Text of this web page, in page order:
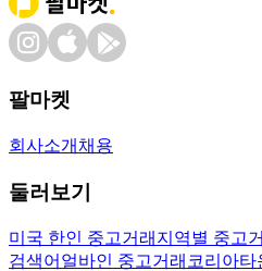
팔마켓
회사소개 채용
둘러보기
미국 한인 중고거래 지역별 중고
검색어 얼바인 중고거래 코리아타